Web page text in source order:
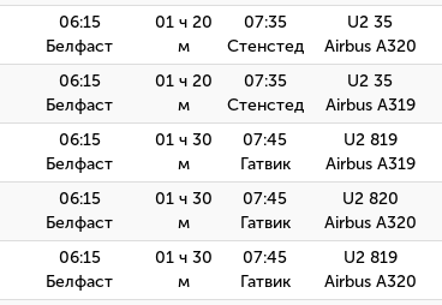
06:15
Белфаст
01 ч 20
м
07:35
Стенстед
U2 35
Airbus А320
06:15
Белфаст
01 ч 20
м
07:35
Стенстед
U2 35
Airbus A319
06:15
Белфаст
01 ч 30
м
07:45
Гатвик
U2 819
Airbus A319
06:15
Белфаст
01 ч 30
м
07:45
Гатвик
U2 820
Airbus А320
06:15
Белфаст
01 ч 30
м
07:45
Гатвик
U2 819
Airbus А320